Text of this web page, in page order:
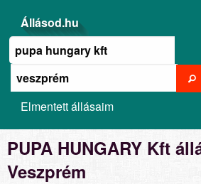
Állásod.hu
Elmentett állásaim
PUPA HUNGARY Kft
Veszprém